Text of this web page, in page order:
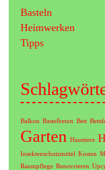
Basteln
Heimwerken
Tipps
Balkon Bastelbeton Bett
Garten Haustiere
Insektenschutzmittel Kosten
Raumpflege Renovrieren